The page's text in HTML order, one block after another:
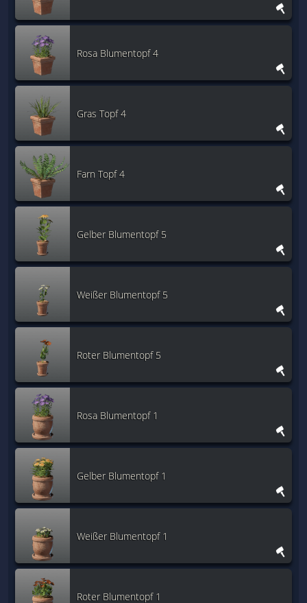
Rosa Blumentopf 4
Gras Topf 4
Farn Topf 4
Gelber Blumentopf 5
Weißer Blumentopf 5
Roter Blumentopf 5
Rosa Blumentopf 1
Gelber Blumentopf 1
Weißer Blumentopf 1
Roter Blumentopf 1